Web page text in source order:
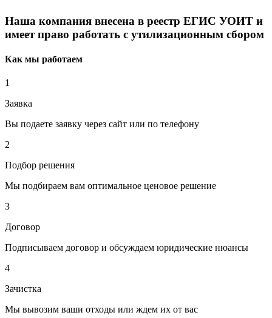
Наша компания внесена в реестр ЕГИС УОИТ и
имеет право работать с утилизационным сбором
Как мы работаем
1
Заявка
Вы подаете заявку через сайт или по телефону
2
Подбор решения
Мы подбираем вам оптимальное ценовое решение
3
Договор
Подписываем договор и обсуждаем юридические нюансы
4
Зачистка
Мы вывозим ваши отходы или ждем их от вас